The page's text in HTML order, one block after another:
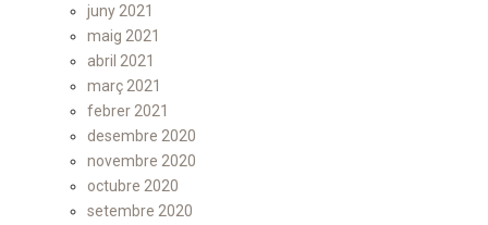
juny 2021
maig 2021
abril 2021
març 2021
febrer 2021
desembre 2020
novembre 2020
octubre 2020
setembre 2020